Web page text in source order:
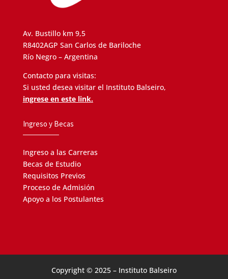
Av. Bustillo km 9,5
R8402AGP San Carlos de Bariloche
Río Negro – Argentina
Contacto para visitas:
Si usted desea visitar el Instituto Balseiro,
ingrese en este link.
Ingreso y Becas
Ingreso a las Carreras
Becas de Estudio
Requisitos Previos
Proceso de Admisión
Apoyo a los Postulantes
Copyright © 2025 – Instituto Balseiro